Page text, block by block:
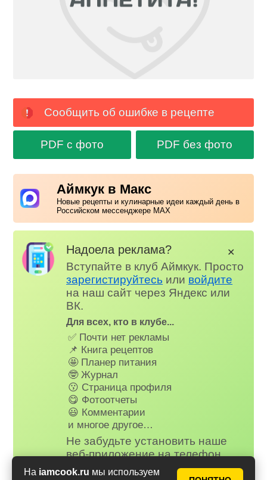
На iamcook.ru мы используем
Сообщить об ошибке в рецепте
PDF с фото PDF без фото
Аймкук в Макс
Новые рецепты и кулинарные идеи каждый день в
Российском мессенджере MAX
Надоела реклама?
Вступайте в клуб Аймкук. Просто
зарегистируйтесь или войдите
на наш сайт через Яндекс или
ВК.
Для всех, кто в клубе...
✅ Почти нет рекламы
📌 Книга рецептов
🤩 Планер питания
🤓 Журнал
😗 Страница профиля
😋 Фотоотчеты
😃 Комментарии
и многое другое…
Не забудьте установить наше
веб-приложение на телефон,
рецепты и сервисы Аймкук будут
✕